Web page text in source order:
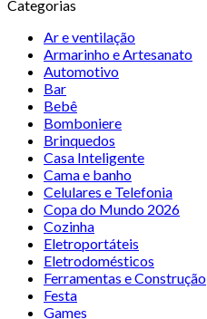
Categorias
Ar e ventilação
Armarinho e Artesanato
Automotivo
Bar
Bebê
Bomboniere
Brinquedos
Casa Inteligente
Cama e banho
Celulares e Telefonia
Copa do Mundo 2026
Cozinha
Eletroportáteis
Eletrodomésticos
Ferramentas e Construção
Festa
Games